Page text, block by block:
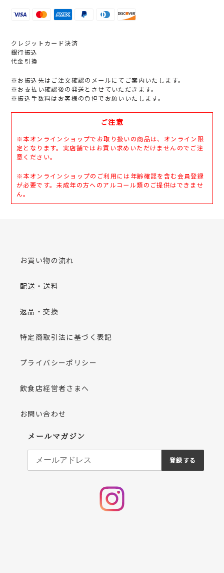
クレジットカード決済
銀行振込
代金引換
※お振込先はご注文確認のメールにてご案内いたします。
※お支払い確認後の発送とさせていただきます。
※振込手数料はお客様の負担でお願いいたします。
ご注意
※本オンラインショップでお取り扱いの商品は、オンライン限
定となります。実店舗ではお買い求めいただけませんのでご注
意ください。
※本オンラインショップのご利用には年齢確認を含む会員登録
が必要です。未成年の方へのアルコール類のご提供はできませ
ん。
お買い物の流れ
配送・送料
返品・交換
特定商取引法に基づく表記
プライバシーポリシー
飲食店経営者さまへ
お問い合わせ
メールマガジン
登録する
Instagram